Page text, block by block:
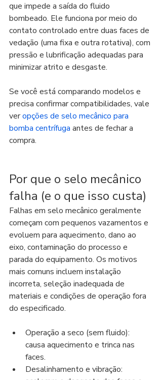
que impede a saída do fluido
bombeado. Ele funciona por meio do
contato controlado entre duas faces de
vedação (uma fixa e outra rotativa), com
pressão e lubrificação adequadas para
minimizar atrito e desgaste.
Se você está comparando modelos e
precisa confirmar compatibilidades, vale
ver opções de selo mecânico para
bomba centrífuga antes de fechar a
compra.
Por que o selo mecânico
falha (e o que isso custa)
Falhas em selo mecânico geralmente
começam com pequenos vazamentos e
evoluem para aquecimento, dano ao
eixo, contaminação do processo e
parada do equipamento. Os motivos
mais comuns incluem instalação
incorreta, seleção inadequada de
materiais e condições de operação fora
do especificado.
Operação a seco (sem fluido):
causa aquecimento e trinca nas
faces.
Desalinhamento e vibração: